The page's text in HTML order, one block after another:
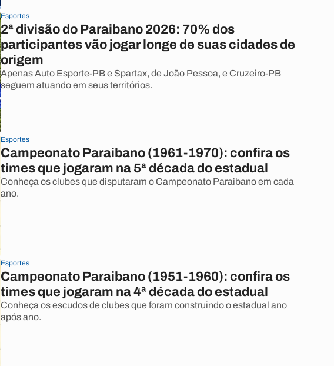
Esportes
2ª divisão do Paraibano 2026: 70% dos
participantes vão jogar longe de suas cidades de
origem
Apenas Auto Esporte-PB e Spartax, de João Pessoa, e Cruzeiro-PB
seguem atuando em seus territórios.
Esportes
Campeonato Paraibano (1961-1970): confira os
times que jogaram na 5ª década do estadual
Conheça os clubes que disputaram o Campeonato Paraibano em cada
ano.
Esportes
Campeonato Paraibano (1951-1960): confira os
times que jogaram na 4ª década do estadual
Conheça os escudos de clubes que foram construindo o estadual ano
após ano.